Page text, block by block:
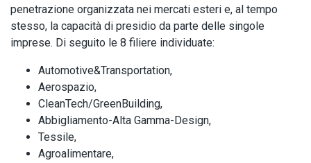
penetrazione organizzata nei mercati esteri e, al tempo
stesso, la capacità di presidio da parte delle singole
imprese. Di seguito le 8 filiere individuate:
Automotive&Transportation,
Aerospazio,
CleanTech/GreenBuilding,
Abbigliamento-Alta Gamma-Design,
Tessile,
Agroalimentare,